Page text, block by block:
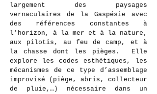
largement des paysages
vernaculaires de la Gaspésie avec
des références constantes à
l’horizon, à la mer et à la nature,
aux pilotis, au feu de camp, et à
la chasse dont les pièges. Elle
explore les codes esthétiques, les
mécanismes de ce type d’assemblage
improvisé (piège, abris, collecteur
de pluie,…) nécessaire dans un